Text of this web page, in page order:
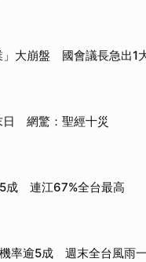
」大崩盤 國會議長急出1
日 網驚：聖經十災
成 連江67%全台最高
機率逾5成 週末全台風雨